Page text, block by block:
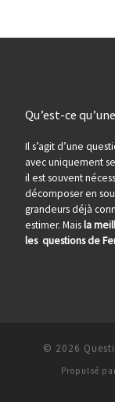
Qu’est-ce
Il s’agit d’une
avec uniquement
il est souvent
décomposer en
grandeurs déjà
estimer. Maisla
les questions de
© 2026
Propulsé